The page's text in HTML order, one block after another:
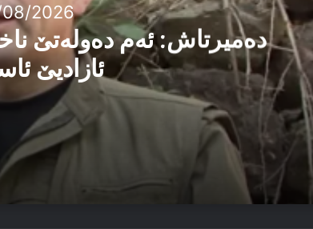
2026
دەمیرتاش: ئەم دەولەتێ
ئازادیێ
06/08/2026
دەمیرتاش: ئەم دەولەتێ ناخوازن دەولەت ل پێشییا